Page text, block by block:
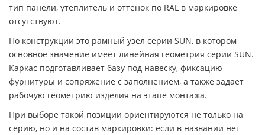
тип панели, утеплитель и оттенок по RAL в маркировке
отсутствуют.
По конструкции это рамный узел серии SUN, в котором
основное значение имеет линейная геометрия серии SUN.
Каркас подготавливает базу под навеску, фиксацию
фурнитуры и сопряжение с заполнением, а также задаёт
рабочую геометрию изделия на этапе монтажа.
При выборе такой позиции ориентируются не только на
серию, но и на состав маркировки: если в названии нет